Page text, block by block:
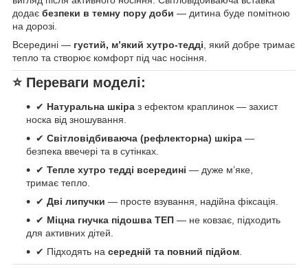
додає безпеки в темну пору доби — дитина буде помітною
на дорозі.
Всередині — густий, м’який хутро-тедді , який добре тримає
тепло та створює комфорт під час носіння.
⭐ Переваги моделі:
✔ Натуральна шкіра з ефектом краплинок — захист
носка від зношування.
✔ Світловідбиваюча (рефлекторна) шкіра —
безпека ввечері та в сутінках.
✔ Тепле хутро тедді всередині — дуже м’яке,
тримає тепло.
✔ Дві липучки — просте взування, надійна фіксація.
✔ Міцна гнучка підошва ТЕП — не ковзає, підходить
для активних дітей.
✔ Підходять на середній та повний підйом.